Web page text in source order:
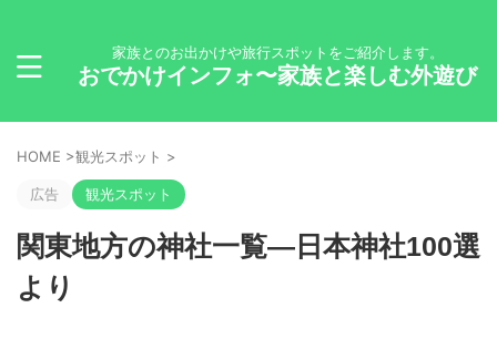
家族とのお出かけや旅行スポットをご紹介します。
おでかけインフォ〜家族と楽しむ外遊び
HOME >観光スポット >
広告 観光スポット
関東地方の神社一覧―日本神社100選
より